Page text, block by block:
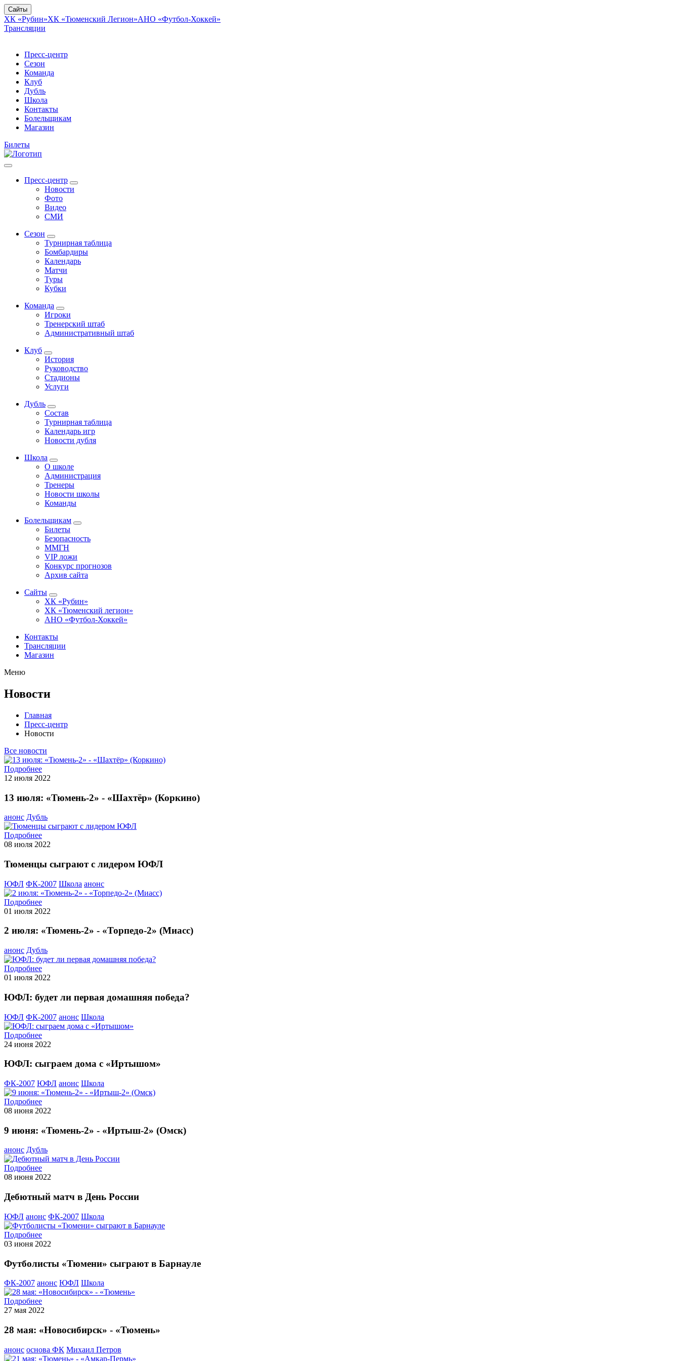
Сайты
ХК «Рубин»ХК «Тюменский Легион»АНО «Футбол-Хоккей»
Трансляции
Пресс-центр
Сезон
Команда
Клуб
Дубль
Школа
Контакты
Болельщикам
Магазин
Билеты
Пресс-центр
Новости
Фото
Видео
СМИ
Сезон
Турнирная таблица
Бомбардиры
Календарь
Матчи
Туры
Кубки
Команда
Игроки
Тренерский штаб
Административный штаб
Клуб
История
Руководство
Стадионы
Услуги
Дубль
Состав
Турнирная таблица
Календарь игр
Новости дубля
Школа
О школе
Администрация
Тренеры
Новости школы
Команды
Болельщикам
Билеты
Безопасность
ММГН
VIP ложи
Конкурс прогнозов
Архив сайта
Сайты
ХК «Рубин»
ХК «Тюменский легион»
АНО «Футбол-Хоккей»
Контакты
Трансляции
Магазин
Меню
Новости
Главная
Пресс-центр
Новости
Все новости
Подробнее
12 июля 2022
13 июля: «Тюмень-2» - «Шахтёр» (Коркино)
анонс Дубль
Подробнее
08 июля 2022
Тюменцы сыграют с лидером ЮФЛ
ЮФЛ ФК-2007 Школа анонс
Подробнее
01 июля 2022
2 июля: «Тюмень-2» - «Торпедо-2» (Миасс)
анонс Дубль
Подробнее
01 июля 2022
ЮФЛ: будет ли первая домашняя победа?
ЮФЛ ФК-2007 анонс Школа
Подробнее
24 июня 2022
ЮФЛ: сыграем дома с «Иртышом»
ФК-2007 ЮФЛ анонс Школа
Подробнее
08 июня 2022
9 июня: «Тюмень-2» - «Иртыш-2» (Омск)
анонс Дубль
Подробнее
08 июня 2022
Дебютный матч в День России
ЮФЛ анонс ФК-2007 Школа
Подробнее
03 июня 2022
Футболисты «Тюмени» сыграют в Барнауле
ФК-2007 анонс ЮФЛ Школа
Подробнее
27 мая 2022
28 мая: «Новосибирск» - «Тюмень»
анонс основа ФК Михаил Петров